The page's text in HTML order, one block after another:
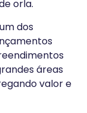
orla.
dos
áreas
valor e